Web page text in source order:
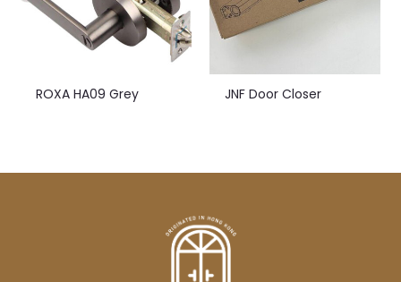
ROXA HA09 Grey JNF Door Closer